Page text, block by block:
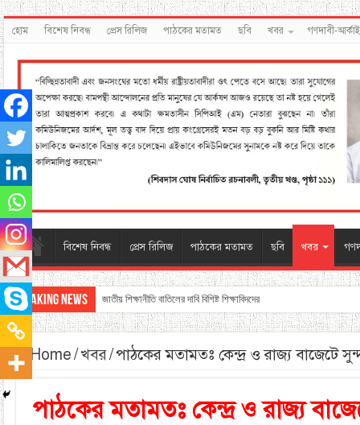
হোম বিশেষ নিবন্ধ প্রেস রিলিজ পাঠকের মতামত ছবি খবর গণদাবী-
বিশেষ নিবন্ধ প্রেস রিলিজ পাঠকের মতামত ছবি খবর
Breaking News জাতীয় শিক্ষানীতি বাতিলের দাবি বিশিষ্ট শিক্ষাবিদদের
Home/খবর/পাঠকের মতামতঃ কেন্দ্র ও রাজ্য বাজেটে
পাঠকের মতামতঃ কেন্দ্র ও রাজ্য